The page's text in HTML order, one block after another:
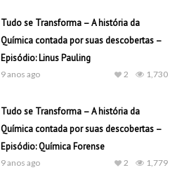
Tudo se Transforma – A história da
Química contada por suas descobertas –
Episódio: Linus Pauling
9 anos ago 1,730
2
Tudo se Transforma – A história da
Química contada por suas descobertas –
Episódio: Química Forense
9 anos ago 1,779
2